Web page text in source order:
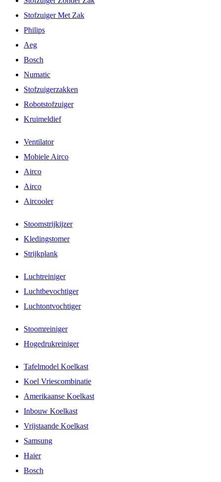
Stofzuiger Met Zak
Philips
Aeg
Bosch
Numatic
Stofzuigerzakken
Robotstofzuiger
Kruimeldief
Ventilator
Mobiele Airco
Airco
Airco
Aircooler
Stoomstrijkijzer
Kledingstomer
Strijkplank
Luchtreiniger
Luchtbevochtiger
Luchtontvochtiger
Stoomreiniger
Hogedrukreiniger
Tafelmodel Koelkast
Koel Vriescombinatie
Amerikaanse Koelkast
Inbouw Koelkast
Vrijstaande Koelkast
Samsung
Haier
Bosch